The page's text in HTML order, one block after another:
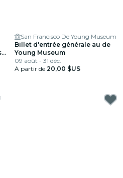
San Francisco De Young Museum
Billet d'entrée générale au de
Young Museum
09 août - 31 déc.
À partir de 20,00 $US